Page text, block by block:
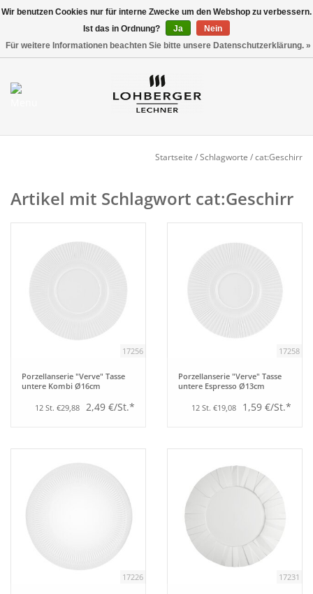
Mein Konto / Kundenkonto
NEU
Buffet
Fingerfood
Bar
Einrichtung
Berufsbekleidung
Küche
Startseite /Schlagworte /cat:Geschirr
Artikel mit Schlagwort cat:Geschirr
17256
Porzellanserie "Verve" Tasse
untere Kombi Ø16cm
12 St. €29,88 2,49 €/St.*
17258
Porzellanserie "Verve" Tasse
untere Espresso Ø13cm
12 St. €19,08 1,59 €/St.*
17226 17231
Wir benutzen Cookies nur für interne Zwecke um den Webshop zu verbessern.
Ist das in Ordnung?
Ja
Nein
Für weitere Informationen beachten Sie bitte unsere Datenschutzerklärung. »